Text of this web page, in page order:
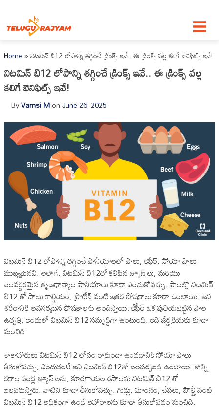
Home»విటమిన్ బి12 లోపాన్ని తగ్గించే డ్రింక్స్ ఇవే.. ఈ డ్రింక్స్ వల్ల కలిగే బెనిఫిట్స్ ఇవే!
విటమిన్ బి12 లోపాన్ని తగ్గించే డ్రింక్స్ ఇవే.. ఈ డ్రింక్స్ వల్ల
కలిగే బెనిఫిట్స్ ఇవే!
ByVamsi MonJune 26, 2025
విటమిన్ బి12 లోపాన్ని తగ్గించే పానీయాలలో పాలు, కెఫీర్, సోయా పాలు
ముఖ్యమైనవి. అలాగే, విటమిన్ బి12తో కలిపిన జ్యూస్ లు, మరియు
బలవర్థకమైన తృణధాన్యాల పానీయాలు కూడా ఎంచుకోవచ్చు. పాలల్లో విటమిన్
బి12 తో పాటు కాల్షియం, ప్రొటీన్ వంటి ఇతర పోషకాలు కూడా ఉంటాయి. ఇవి
శరీరానికి అవసరమైన పోషకాలను అందిస్తాయి. కేఫీర్ ఒక పులియబెట్టిన పాల
ఉత్పత్తి, ఇందులో విటమిన్ బి12 సమృద్ధిగా ఉంటుంది. ఇది జీర్ణక్రియకు కూడా
మంచిది.
శాకాహారులు విటమిన్ బి12 లోపం రాకుండా ఉండడానికి సోయా పాలు
తీసుకోవచ్చు, ఎందుకంటే ఇవి విటమిన్ బి12తో బలపర్చబడి ఉంటాయి. కొన్ని
రకాల పండ్ల జ్యూస్ లను, కూరగాయల రసాలను విటమిన్ బి12 తో
బలపరుస్తారు. వాటిని కూడా తీసుకోవచ్చు. గుడ్లు, మాంసం, చేపలు, పౌల్ట్రీ వంటి
విటమిన్ బి12 అధికంగా ఉండే ఆహారాలను కూడా తీసుకోవడం మంచిది.